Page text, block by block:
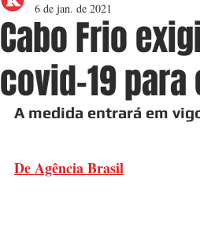
Cabo Frio
covid-19
6 de jan. de 2021
A medida entrará em
De Agência Brasil